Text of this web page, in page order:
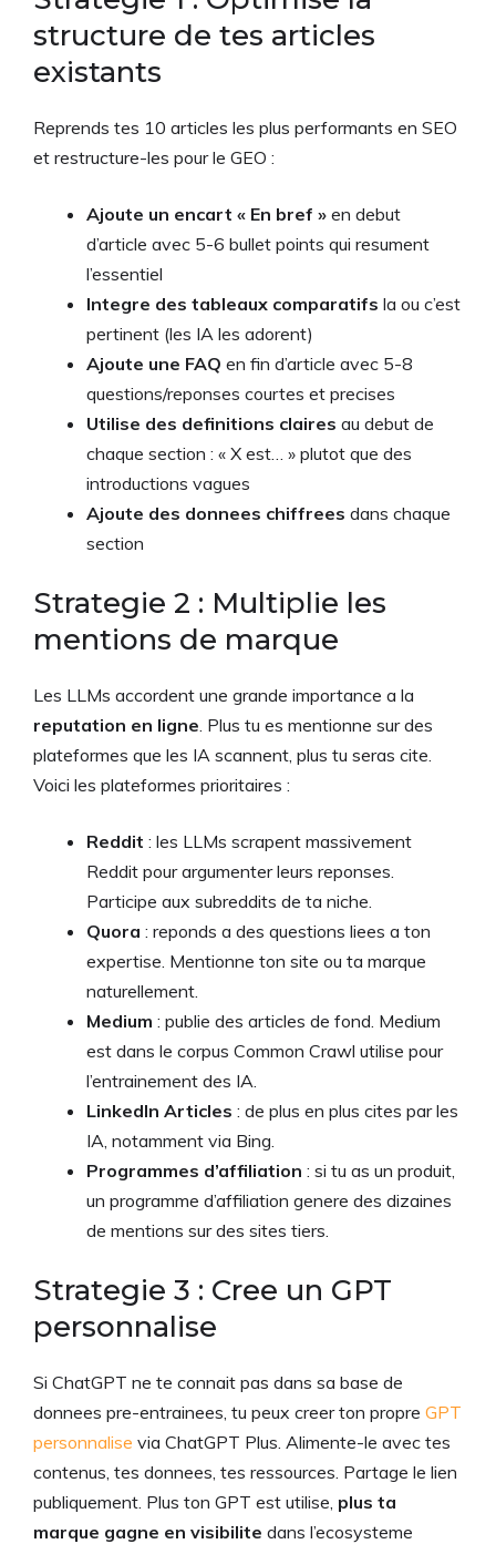
structure de tes articles
existants
Reprends tes 10 articles les plus performants en SEO
et restructure-les pour le GEO :
Ajoute un encart « En bref » en debut
d’article avec 5-6 bullet points qui resument
l’essentiel
Integre des tableaux comparatifs la ou c’est
pertinent (les IA les adorent)
Ajoute une FAQ en fin d’article avec 5-8
questions/reponses courtes et precises
Utilise des definitions claires au debut de
chaque section : « X est… » plutot que des
introductions vagues
Ajoute des donnees chiffrees dans chaque
section
Strategie 2 : Multiplie les
mentions de marque
Les LLMs accordent une grande importance a la
reputation en ligne . Plus tu es mentionne sur des
plateformes que les IA scannent, plus tu seras cite.
Voici les plateformes prioritaires :
Reddit : les LLMs scrapent massivement
Reddit pour argumenter leurs reponses.
Participe aux subreddits de ta niche.
Quora : reponds a des questions liees a ton
expertise. Mentionne ton site ou ta marque
naturellement.
Medium : publie des articles de fond. Medium
est dans le corpus Common Crawl utilise pour
l’entrainement des IA.
LinkedIn Articles : de plus en plus cites par les
IA, notamment via Bing.
Programmes d’affiliation : si tu as un produit,
un programme d’affiliation genere des dizaines
de mentions sur des sites tiers.
Strategie 3 : Cree un GPT
personnalise
Si ChatGPT ne te connait pas dans sa base de
donnees pre-entrainees, tu peux creer ton propre GPT
personnalise via ChatGPT Plus. Alimente-le avec tes
contenus, tes donnees, tes ressources. Partage le lien
publiquement. Plus ton GPT est utilise, plus ta
marque gagne en visibilite dans l’ecosysteme